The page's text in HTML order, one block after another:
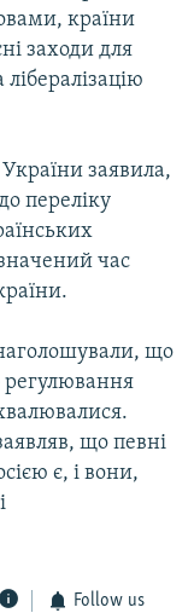
країни
заходи для
заявила,
переліку
час
наголошували, що
регулювання
що певні
є, і вони,
Follow us